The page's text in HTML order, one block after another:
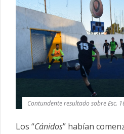
Contundente resultado sobre Esc.
Los “Cánidos” habían